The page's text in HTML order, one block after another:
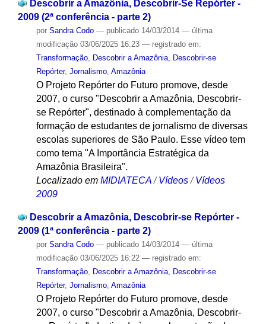
Descobrir a Amazônia, Descobrir-Se Repórter -
2009 (2ª conferência - parte 2)
por Sandra Codo — publicado14/03/2014 — última
modificação03/06/2025 16:23 — registrado em:
Transformação, Descobrir a Amazônia, Descobrir-se
Repórter, Jornalismo, Amazônia
O Projeto Repórter do Futuro promove, desde
2007, o curso "Descobrir a Amazônia, Descobrir-
se Repórter", destinado à complementação da
formação de estudantes de jornalismo de diversas
escolas superiores de São Paulo. Esse vídeo tem
como tema "A Importância Estratégica da
Amazônia Brasileira".
Localizado em MIDIATECA /Vídeos /Vídeos
2009
Descobrir a Amazônia, Descobrir-se Repórter -
2009 (1ª conferência - parte 2)
por Sandra Codo — publicado14/03/2014 — última
modificação03/06/2025 16:22 — registrado em:
Transformação,
Descobrir a Amazônia, Descobrir-se
Repórter, Jornalismo, Amazônia
O Projeto Repórter do Futuro promove, desde
2007, o curso "Descobrir a Amazônia, Descobrir-